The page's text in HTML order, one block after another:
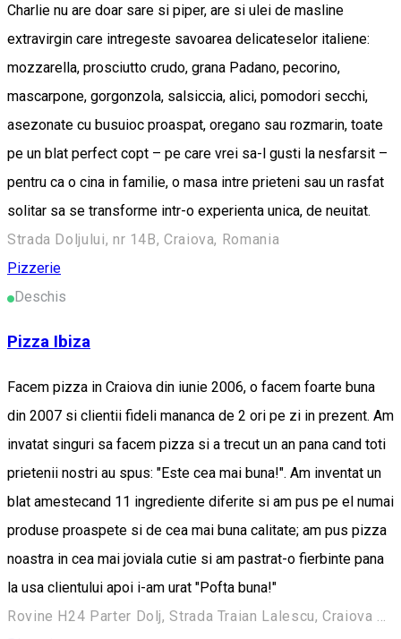
Charlie nu are doar sare si piper, are si ulei de masline
extravirgin care intregeste savoarea delicateselor italiene:
mozzarella, prosciutto crudo, grana Padano, pecorino,
mascarpone, gorgonzola, salsiccia, alici, pomodori secchi,
asezonate cu busuioc proaspat, oregano sau rozmarin, toate
pe un blat perfect copt – pe care vrei sa-l gusti la nesfarsit –
pentru ca o cina in familie, o masa intre prieteni sau un rasfat
solitar sa se transforme intr-o experienta unica, de neuitat.
Strada Doljului, nr 14B, Craiova, Romania
Pizzerie
Deschis
Pizza Ibiza
Facem pizza in Craiova din iunie 2006, o facem foarte buna
din 2007 si clientii fideli mananca de 2 ori pe zi in prezent. Am
invatat singuri sa facem pizza si a trecut un an pana cand toti
prietenii nostri au spus: "Este cea mai buna!". Am inventat un
blat amestecand 11 ingrediente diferite si am pus pe el numai
produse proaspete si de cea mai buna calitate; am pus pizza
noastra in cea mai joviala cutie si am pastrat-o fierbinte pana
la usa clientului apoi i-am urat "Pofta buna!"
Rovine H24 Parter Dolj, Strada Traian Lalescu, Craiova 200040, Romania